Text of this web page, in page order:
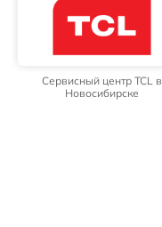
Сервисный центр TCL в
Новосибирске